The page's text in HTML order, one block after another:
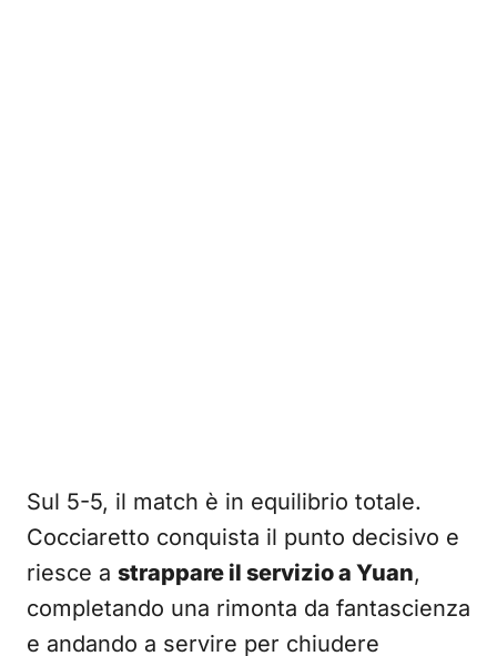
Sul 5-5, il match è in equilibrio totale.
Cocciaretto conquista il punto decisivo e
riesce a strappare il servizio a Yuan,
completando una rimonta da fantascienza
e andando a servire per chiudere